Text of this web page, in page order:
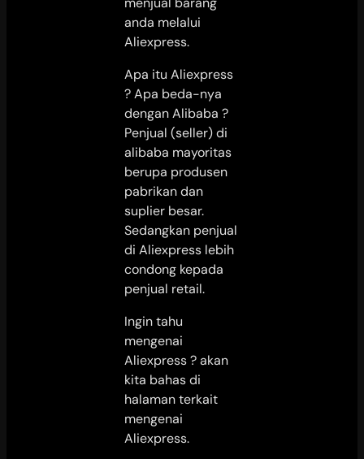
anda melalui
Aliexpress.
Apa itu Aliexpress
? Apa beda-nya
dengan Alibaba ?
Penjual (seller) di
alibaba mayoritas
berupa produsen
pabrikan dan
suplier besar.
Sedangkan penjual
di Aliexpress lebih
condong kepada
penjual retail.
Ingin tahu
mengenai
Aliexpress ? akan
kita bahas di
halaman terkait
mengenai
Aliexpress.